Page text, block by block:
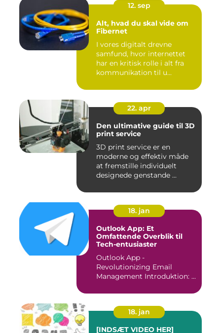
12. sep
Alt, hvad du skal vide om
Fibernet
I vores digitalt drevne
samfund, hvor internettet
har en kritisk rolle i alt fra
kommunikation til u...
22. apr
Den ultimative guide til 3D
print service
3D print service er en
moderne og effektiv måde
at fremstille individuelt
designede genstande ...
18. jan
Outlook App: Et
Omfattende Overblik til
Tech-entusiaster
Outlook App -
Revolutionizing Email
Management Introduktion: ...
18. jan
[INDSÆT VIDEO HER]